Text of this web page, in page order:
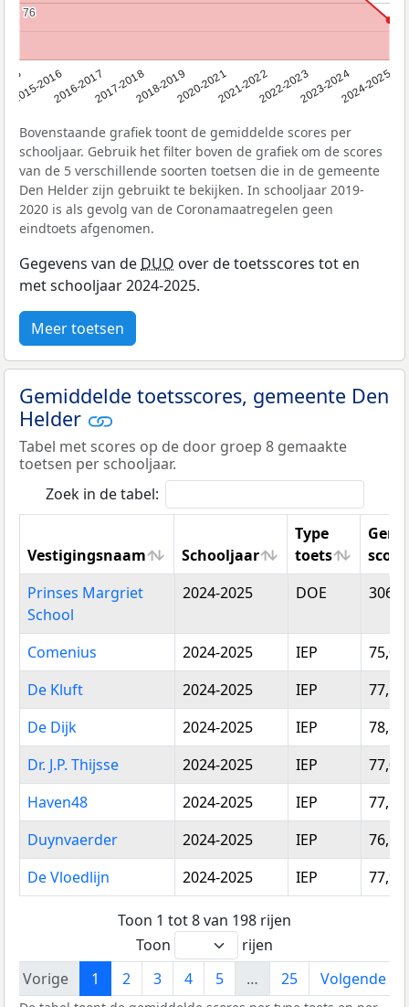
2015-20162016-20172017-20182018-20192020-20212021-20222022-20232023-20242024-2025
76
76
Bovenstaande grafiek toont de gemiddelde scores per
schooljaar. Gebruik het filter boven de grafiek om de scores
van de 5 verschillende soorten toetsen die in de gemeente
Den Helder zijn gebruikt te bekijken. In schooljaar 2019-
2020 is als gevolg van de Coronamaatregelen geen
eindtoets afgenomen.
Gegevens van de DUO over de toetsscores tot en
met schooljaar 2024-2025.
Meer toetsen
Gemiddelde toetsscores, gemeente Den
Helder
Tabel met scores op de door groep 8 gemaakte
toetsen per schooljaar.
Zoek in de tabel:
Vestigingsnaam Schooljaar
Type
toets
score
Vestigingsnaam
Schooljaar
Type
Prinses Margriet
School
2024-2025 DOE
Comenius 2024-2025 IEP
75,04
De Kluft
2024-2025 IEP
77,55
De Dijk
2024-2025 IEP
78,88
Dr. J.P. Thijsse
2024-2025 IEP
77,08
Haven48
2024-2025 IEP
77,61
Duynvaerder
2024-2025 IEP
76,19
De Vloedlijn
2024-2025 IEP 77,97
Toon 1 tot 8 van 198 rijen
Toon
rijen
Vorige
1 2 3 4 5 … 25 Volgende